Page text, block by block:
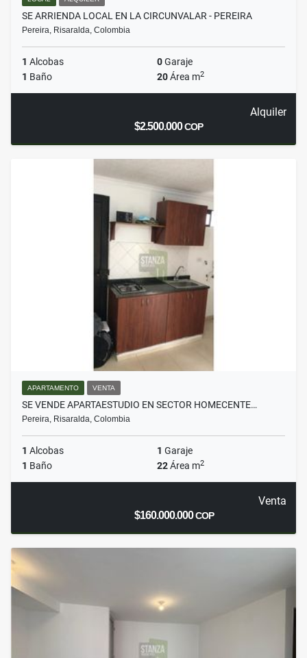
SE ARRIENDA LOCAL EN LA CIRCUNVALAR - PEREIRA
Pereira, Risaralda, Colombia
1 Alcobas 0Garaje
1 Baño 20Área m2
Alquiler
$2.500.000COP
APARTAMENTO VENTA
SE VENDE APARTAESTUDIO EN SECTOR HOMECENTE…
Pereira, Risaralda, Colombia
1 Alcobas 1 Garaje
1 Baño 22Área m2
Venta
$160.000.000COP